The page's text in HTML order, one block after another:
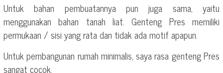
Untuk bahan pembuatannya pun juga sama, yaitu
menggunakan bahan tanah liat. Genteng Pres memiliki
permukaan / sisi yang rata dan tidak ada motif apapun.
Untuk pembangunan rumah minimalis, saya rasa genteng Pres
sangat cocok.